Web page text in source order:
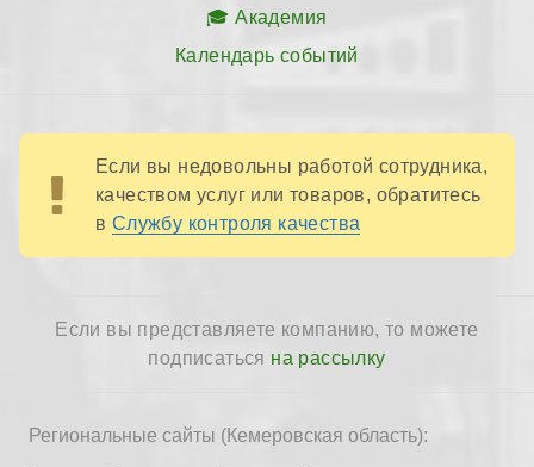
Академия
Календарь событий
Если вы недовольны работой сотрудника,
качеством услуг или товаров, обратитесь
в Службу контроля качества
Если вы представляете компанию, то можете
подписаться на рассылку
Региональные сайты (Кемеровская область):